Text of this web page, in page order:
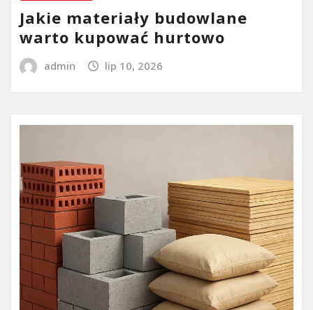
Jakie materiały budowlane
warto kupować hurtowo
admin lip 10, 2026